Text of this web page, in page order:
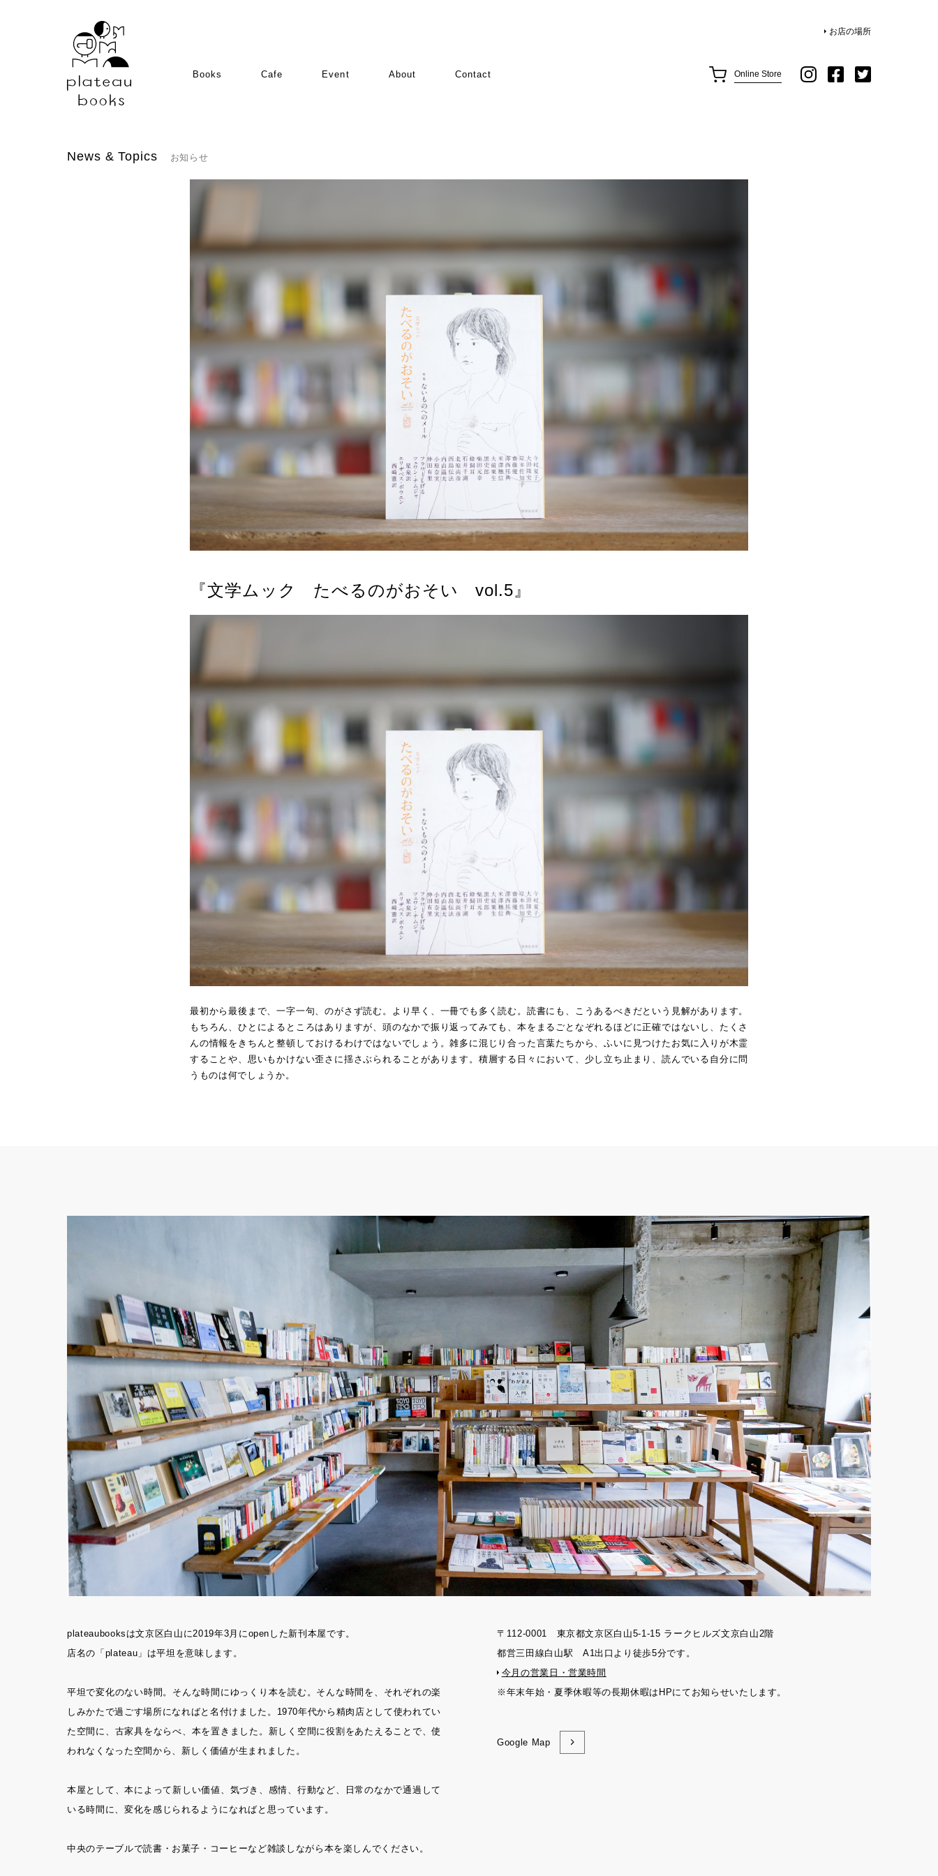
Books Cafe Event About Contact Online Store
お店の場所
News & Topics お知らせ
『文学ムック たべるのがおそい vol.5』
最初から最後まで、一字一句、のがさず読む。より早く、一冊でも多く読む。読書にも、こうあるべきだという見解があります。
もちろん、ひとによるところはありますが、頭のなかで振り返ってみても、本をまるごとなぞれるほどに正確ではないし、たくさ
んの情報をきちんと整頓しておけるわけではないでしょう。雑多に混じり合った言葉たちから、ふいに見つけたお気に入りが木霊
することや、思いもかけない歪さに揺さぶられることがあります。積層する日々において、少し立ち止まり、読んでいる自分に問
うものは何でしょうか。
plateaubooksは文京区白山に2019年3月にopenした新刊本屋です。
店名の「plateau」は平坦を意味します。
平坦で変化のない時間。そんな時間にゆっくり本を読む。そんな時間を、それぞれの楽
しみかたで過ごす場所になればと名付けました。1970年代から精肉店として使われてい
た空間に、古家具をならべ、本を置きました。新しく空間に役割をあたえることで、使
われなくなった空間から、新しく価値が生まれました。
本屋として、本によって新しい価値、気づき、感情、行動など、日常のなかで通過して
いる時間に、変化を感じられるようになればと思っています。
中央のテーブルで読書・お菓子・コーヒーなど雑談しながら本を楽しんでください。
〒112-0001 東京都文京区白山5-1-15 ラークヒルズ文京白山2階
都営三田線白山駅 A1出口より徒歩5分です。
今月の営業日・営業時間
※年末年始・夏季休暇等の長期休暇はHPにてお知らせいたします。
Google Map